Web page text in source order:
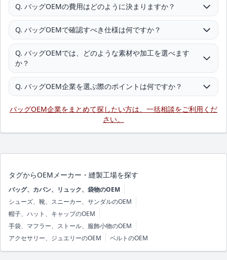
Q. バッグOEMの費用はどのように決まりますか？
Q. バッグOEMで確認すべき仕様は何ですか？
Q. バッグOEMでは、どのような素材や加工を選べます
か？
Q. バッグOEM企業を選ぶ際のポイントは何ですか？
バッグOEM企業をまとめて探したい方は、一括相談をご利用くだ
さい。
タグからOEMメーカー・縫製工場を探す
バッグ、カバン、リュック、袋物のOEM
シューズ、靴、スニーカー、サンダルのOEM
帽子、ハット、キャップのOEM
手袋、マフラー、ストール、服飾小物のOEM
アクセサリー、ジュエリーのOEM
ベルトのOEM